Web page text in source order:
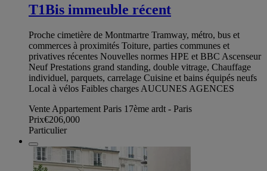
T1Bis immeuble récent
Proche cimetière de Montmartre Tramway, métro, bus et
commerces à proximités Toiture, parties communes et
privatives récentes Nouvelles normes HPE et BBC Ascenseur
Neuf Prestations grand standing, double vitrage, Chauffage
individuel, parquets, carrelage Cuisine et bains équipés neufs
Local à vélos Faibles charges AUCUNES AGENCES
Vente Appartement Paris 17ème ardt - Paris
Prix€206,000
Particulier